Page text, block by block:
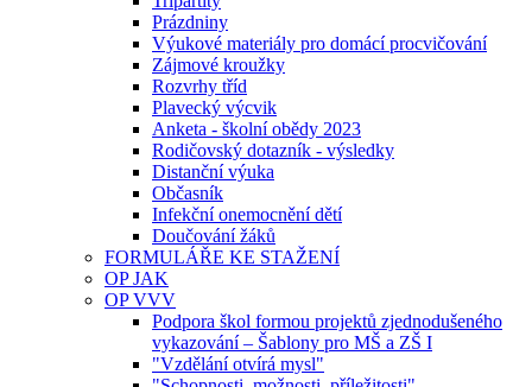
Prázdniny
Výukové materiály pro domácí procvičování
Zájmové kroužky
Rozvrhy tříd
Plavecký výcvik
Anketa - školní obědy 2023
Rodičovský dotazník - výsledky
Distanční výuka
Občasník
Infekční onemocnění dětí
Doučování žáků
FORMULÁŘE KE STAŽENÍ
OP JAK
OP VVV
Podpora škol formou projektů zjednodušeného
vykazování – Šablony pro MŠ a ZŠ I
"Vzdělání otvírá mysl"